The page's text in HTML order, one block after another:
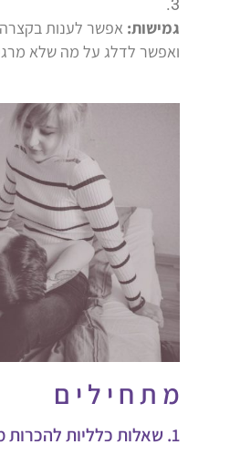
גמישות: אפשר לענות
ואפשר לדלג על מה שלא
מ ת ח י ל י ם
1. שאלות כלליות להכרות מחודשת